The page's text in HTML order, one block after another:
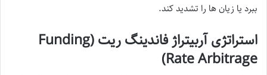
ببرد یا زیان ها را تشدید کند.
استراتژی آربیتراژ فاندینگ ریت (Funding
Rate Arbitrage)